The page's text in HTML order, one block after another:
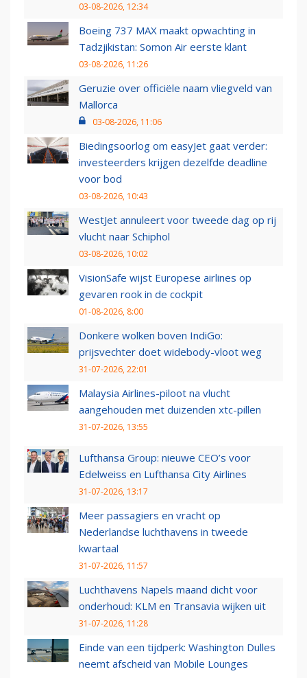
03-08-2026, 12:34
Boeing 737 MAX maakt opwachting in
Tadzjikistan: Somon Air eerste klant
03-08-2026, 11:26
Geruzie over officiële naam vliegveld van
Mallorca
03-08-2026, 11:06
Biedingsoorlog om easyJet gaat verder:
investeerders krijgen dezelfde deadline
voor bod
03-08-2026, 10:43
WestJet annuleert voor tweede dag op rij
vlucht naar Schiphol
03-08-2026, 10:02
VisionSafe wijst Europese airlines op
gevaren rook in de cockpit
01-08-2026, 8:00
Donkere wolken boven IndiGo:
prijsvechter doet widebody-vloot weg
31-07-2026, 22:01
Malaysia Airlines-piloot na vlucht
aangehouden met duizenden xtc-pillen
31-07-2026, 13:55
Lufthansa Group: nieuwe CEO’s voor
Edelweiss en Lufthansa City Airlines
31-07-2026, 13:17
Meer passagiers en vracht op
Nederlandse luchthavens in tweede
kwartaal
31-07-2026, 11:57
Luchthavens Napels maand dicht voor
onderhoud: KLM en Transavia wijken uit
31-07-2026, 11:28
Einde van een tijdperk: Washington Dulles
neemt afscheid van Mobile Lounges